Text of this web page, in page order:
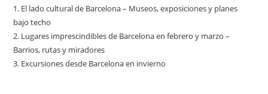
1. El lado cultural de Barcelona – Museos, exposiciones y planes
bajo techo
2. Lugares imprescindibles de Barcelona en febrero y marzo –
Barrios, rutas y miradores
3. Excursiones desde Barcelona en invierno